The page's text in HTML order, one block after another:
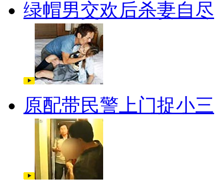
绿帽男交欢后杀妻自尽
原配带民警上门捉小三